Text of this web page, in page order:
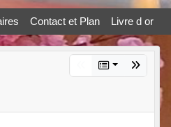
Contact et Plan Livre d or